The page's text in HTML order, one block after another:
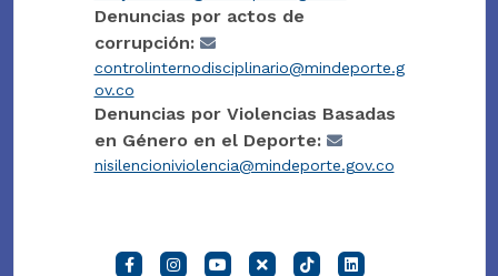
Denuncias por actos de
corrupción:
controlinternodisciplinario@mindeporte.g
ov.co
Denuncias por Violencias Basadas
en Género en el Deporte:
nisilencioniviolencia@mindeporte.gov.co